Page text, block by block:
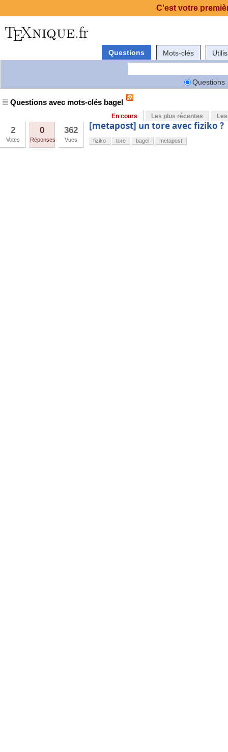
Questions Mots-clés
Questions
Questions avec mots-clés bagel
En cours Les plus récentes
2
Votes
0
Réponses
362
Vues
[metapost] un tore avec fiziko ?
fiziko tore bagel metapost
C'est votre